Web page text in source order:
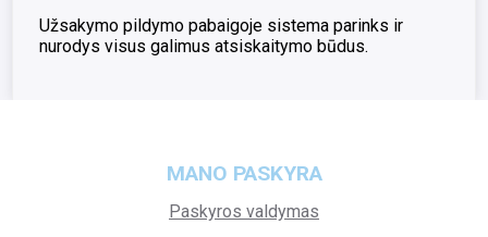
Užsakymo pildymo pabaigoje sistema parinks ir
nurodys visus galimus atsiskaitymo būdus.
MANO PASKYRA
Paskyros valdymas